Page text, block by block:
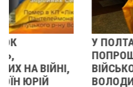
ПОПРОЩАЛИСЯ ІЗ
ВІЙСЬКОВИМИ
ВОЛОДИМИРОМ